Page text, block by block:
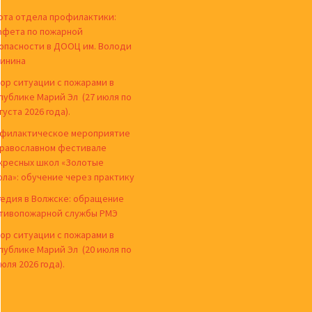
отдела профилактики:
по пожарной
в ДООЦ им. Володи
ситуации с пожарами в
Марий Эл (27 июля по
2026 года).
мероприятие
фестивале
школ «Золотые
обучение через практику
в Волжске: обращение
службы РМЭ
ситуации с пожарами в
Марий Эл (20 июля по
2026 года).